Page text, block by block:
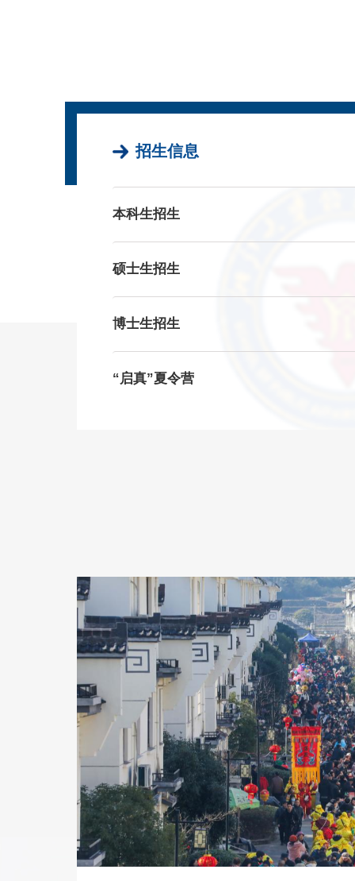
招生信息
本科生招生
硕士生招生
博士生招生
“启真”夏令营